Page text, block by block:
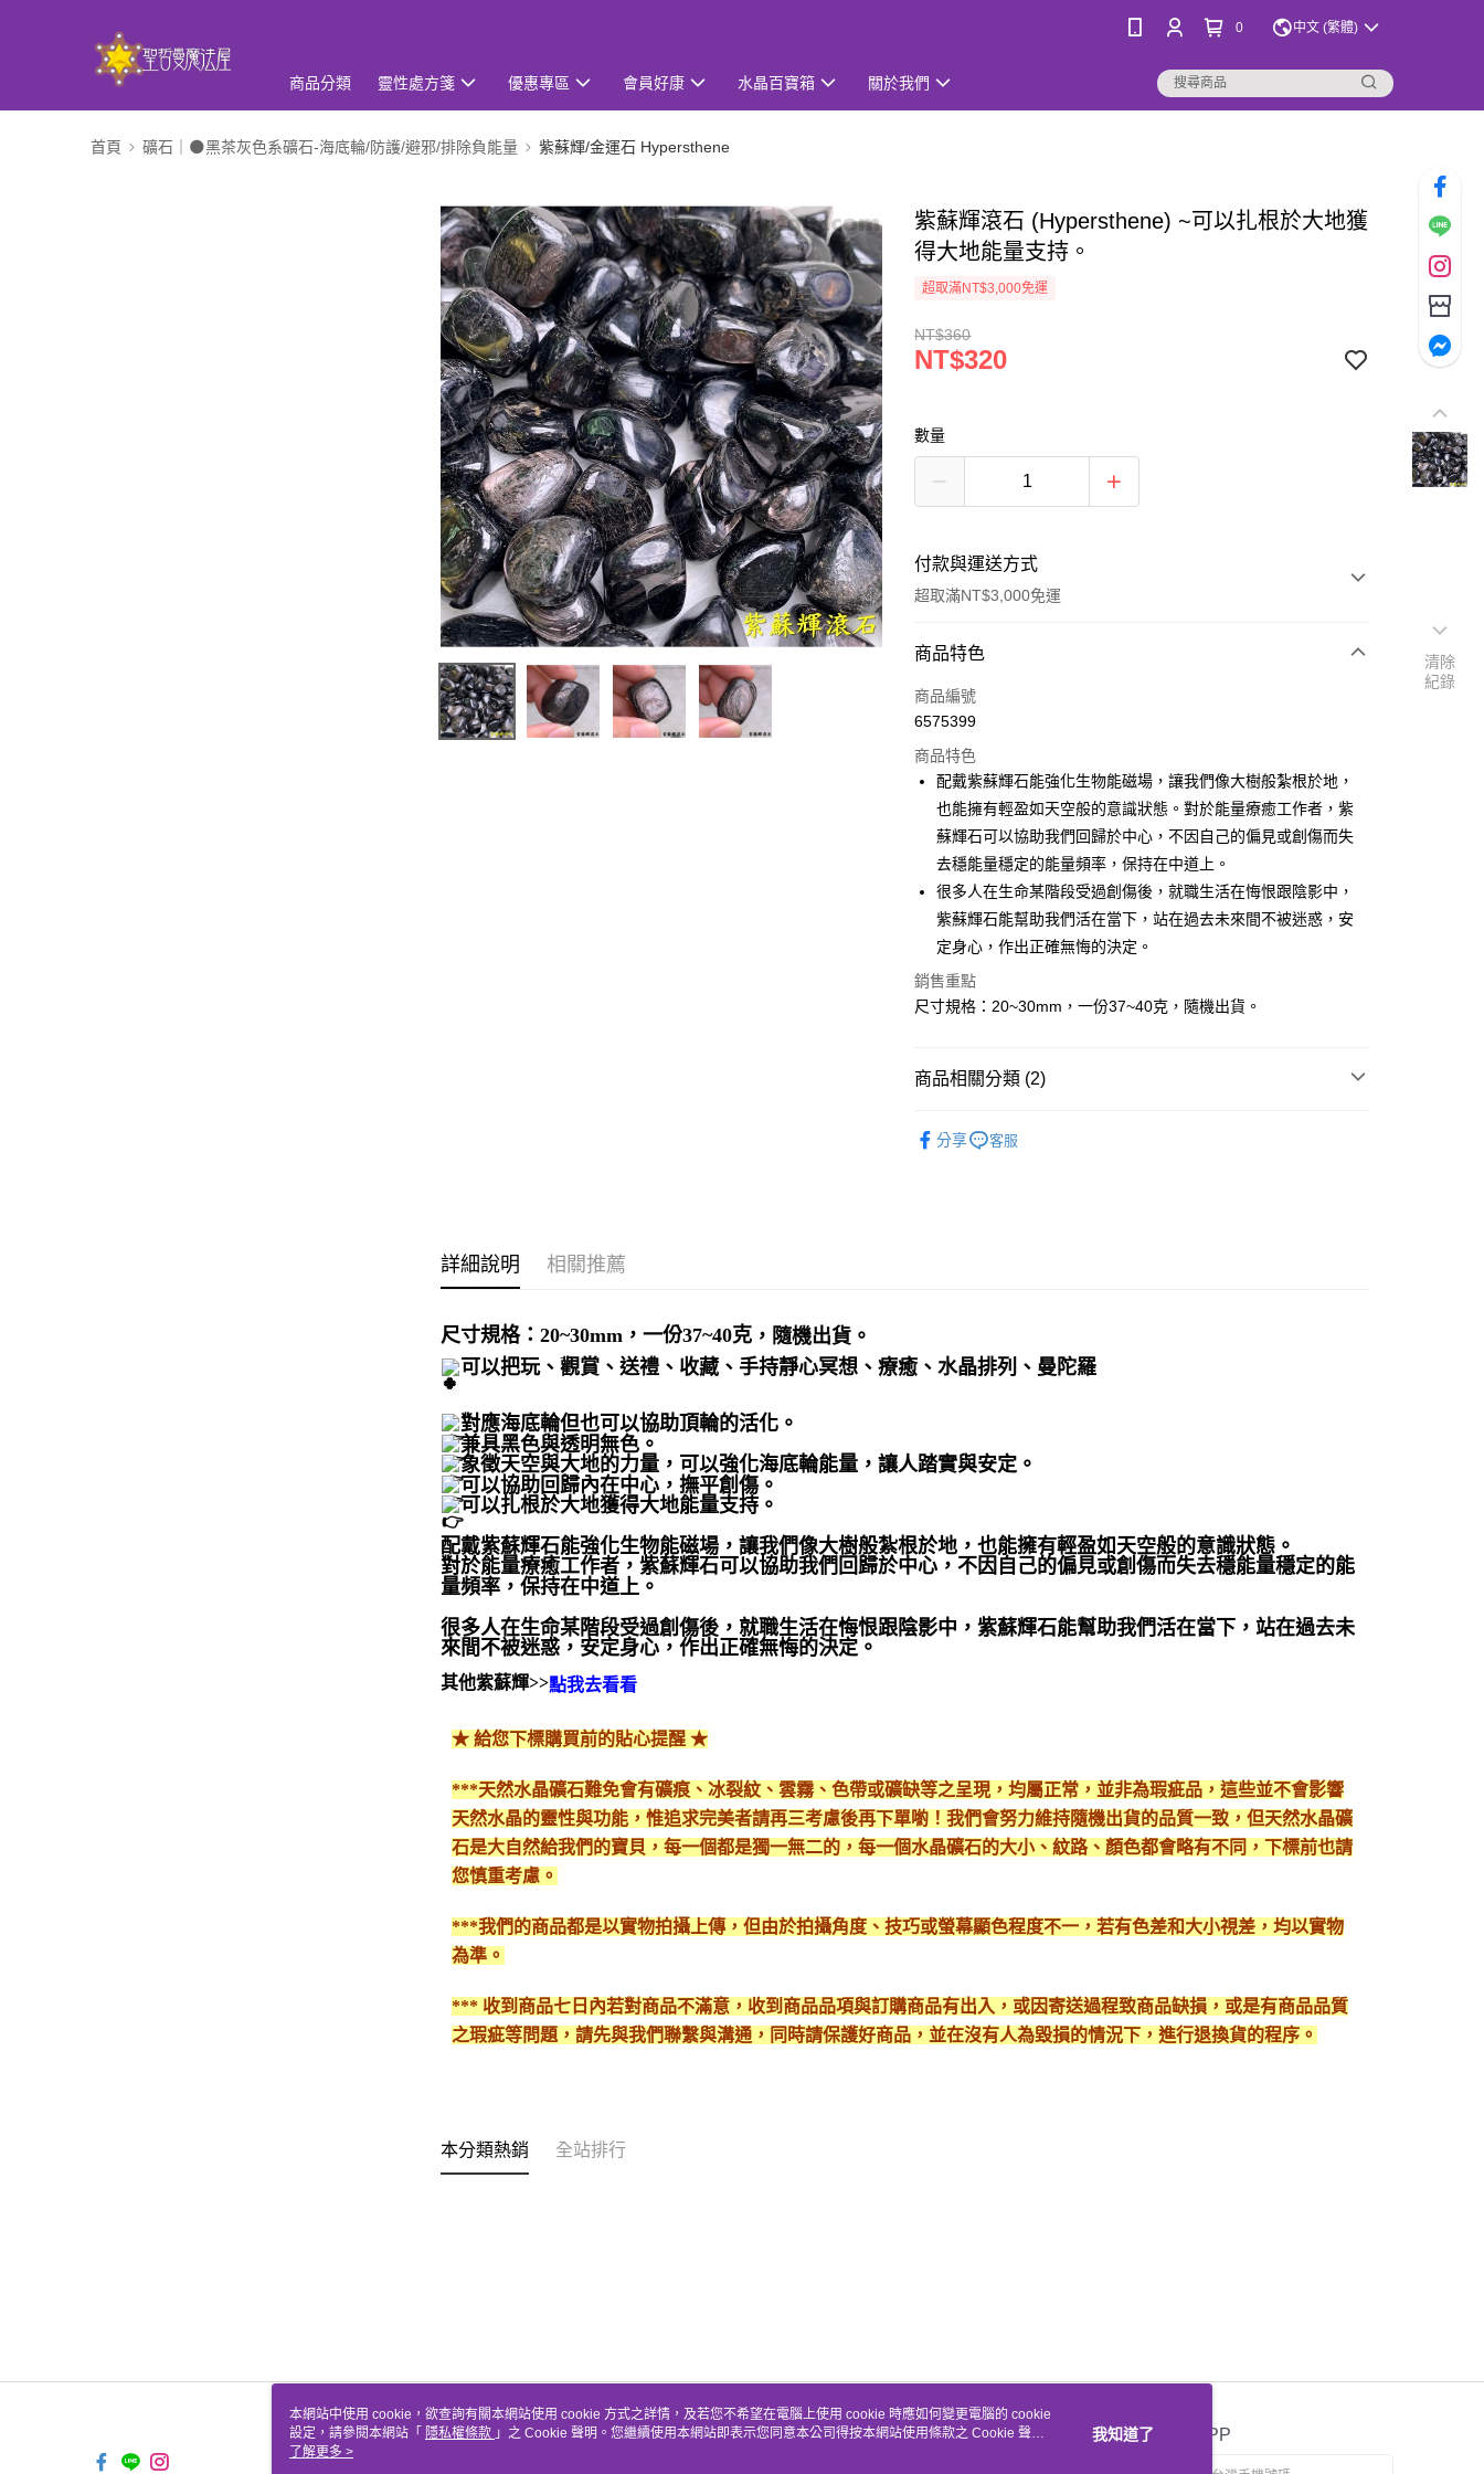
0 中文 (繁體)
商品分類 靈性處方箋 優惠專區 會員好康 水晶百寶箱 關於我們
首頁 礦石｜🌑黑茶灰色系礦石-海底輪/防護/避邪/排除負能量 紫蘇輝/金運石 Hypersthene
紫蘇輝滾石 (Hypersthene) ~可以扎根於大地獲
得大地能量支持。
超取滿NT$3,000免運
NT$360
NT$320
數量
付款與運送方式
超取滿NT$3,000免運
付款方式
信用卡一次付款
LINE Pay
Apple Pay
街口支付
悠遊付
ATM付款
運送方式
每筆NT$80，滿NT$3,000(含以上)免運費
每筆NT$80，滿NT$3,000(含以上)免運費
免運費
商品特色
商品編號
6575399
商品特色
配戴紫蘇輝石能強化生物能磁場，讓我們像大樹般紮根於地，
也能擁有輕盈如天空般的意識狀態。對於能量療癒工作者，紫
蘇輝石可以協助我們回歸於中心，不因自己的偏見或創傷而失
去穩能量穩定的能量頻率，保持在中道上。
很多人在生命某階段受過創傷後，就職生活在悔恨跟陰影中，
紫蘇輝石能幫助我們活在當下，站在過去未來間不被迷惑，安
定身心，作出正確無悔的決定。
銷售重點
尺寸規格：20~30mm，一份37~40克，隨機出貨。
商品相關分類 (2)
金運石 Hypersthene
分享 客服
詳細說明 相關推薦
尺寸規格：20~30mm，一份37~40克 ，隨機出貨。
可以把玩、觀賞、送禮、收藏、手持靜心冥想、療癒、水晶排列、曼陀羅
對應海底輪但也可以協助頂輪的活化。
兼具黑色與透明無色。
象徵天空與大地的力量，可以強化海底輪能量，讓人踏實與安定。
可以協助回歸內在中心，撫平創傷。
可以扎根於大地獲得大地能量支持。
配戴紫蘇輝石能強化生物能磁場，讓我們像大樹般紮根於地，也能擁有輕盈如天空般的意識狀態。
對於能量療癒工作者，紫蘇輝石可以協助我們回歸於中心，不因自己的偏見或創傷而失去穩能量穩定的能
量頻率，保持在中道上。
很多人在生命某階段受過創傷後，就職生活在悔恨跟陰影中，紫蘇輝石能幫助我們活在當下，站在過去未
來間不被迷惑，安定身心，作出正確無悔的決定。
其他紫蘇輝>>點我去看看
★ 給您下標購買前的貼心提醒 ★
***天然水晶礦石難免會有礦痕、冰裂紋、雲霧、色帶或礦缺等之呈現，均屬正常，並非為瑕疵品，這些並不會影響
天然水晶的靈性與功能，惟追求完美者請再三考慮後再下單喲！我們會努力維持隨機出貨的品質一致，但天然水晶礦
石是大自然給我們的寶貝，每一個都是獨一無二的，每一個水晶礦石的大小、紋路、顏色都會略有不同，下標前也請
您慎重考慮。
***我們的商品都是以實物拍攝上傳，但由於拍攝角度、技巧或螢幕顯色程度不一，若有色差和大小視差，均以實物
為準。
*** 收到商品七日內若對商品不滿意，收到商品品項與訂購商品有出入，或因寄送過程致商品缺損，或是有商品品質
之瑕疵等問題，請先與我們聯繫與溝通，同時請保護好商品，並在沒有人為毀損的情況下，進行退換貨的程序。
本分類熱銷 全站排行
關於我們 客服資訊 官方APP
清除
紀錄
本網站中使用 cookie，欲查詢有關本網站使用 cookie 方式之詳情，及若您不希望在電腦上使用 cookie 時應如何變更電腦的 cookie
設定，請參閱本網站「 隱私權條款 」之 Cookie 聲明。您繼續使用本網站即表示您同意本公司得按本網站使用條款之 Cookie 聲明
使用 cookie。
了解更多 >
我知道了